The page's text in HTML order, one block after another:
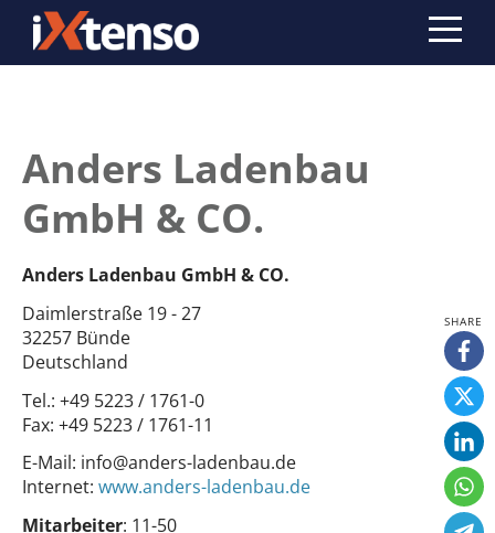
Anders Ladenbau
GmbH & CO.
Anders Ladenbau GmbH & CO.
Daimlerstraße 19 - 27
32257 Bünde
Deutschland
Tel.: +49 5223 / 1761-0
Fax: +49 5223 / 1761-11
E-Mail: info@anders-ladenbau.de
Internet: www.anders-ladenbau.de
Mitarbeiter: 11-50